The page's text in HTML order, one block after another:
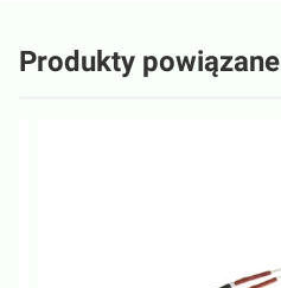
Produkty powiązane